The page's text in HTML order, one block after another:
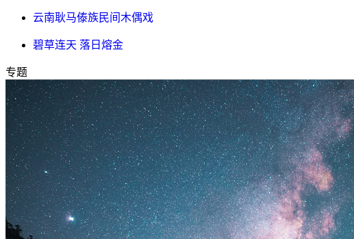
云南耿马傣族民间木偶戏
碧草连天 落日熔金
专题